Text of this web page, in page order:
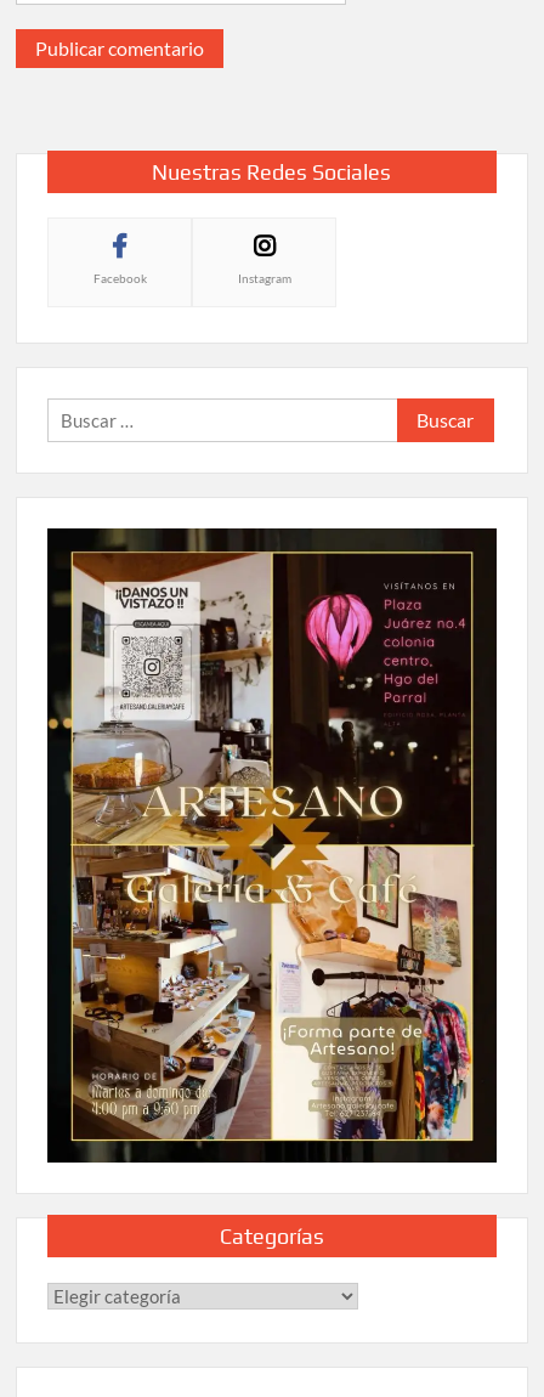
Nuestras Redes Sociales
Facebook Instagram
Categorías